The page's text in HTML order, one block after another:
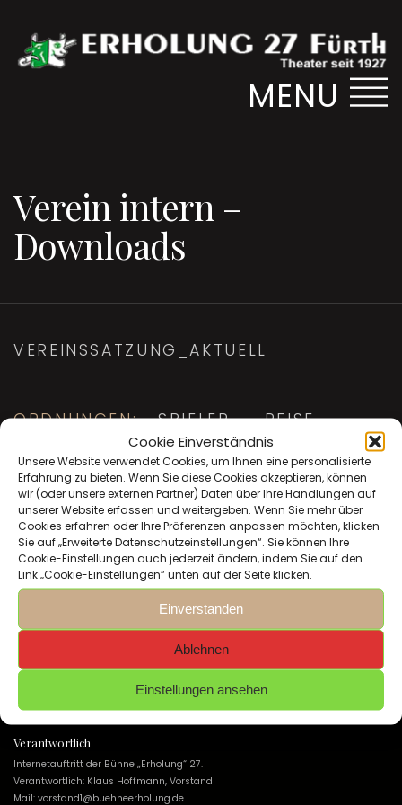
Cookie Einverständnis
Unsere Website verwendet Cookies, um Ihnen eine personalisierte
Erfahrung zu bieten. Wenn Sie diese Cookies akzeptieren, können
wir (oder unsere externen Partner) Daten über Ihre Handlungen auf
unserer Website erfassen und weitergeben. Wenn Sie mehr über
Cookies erfahren oder Ihre Präferenzen anpassen möchten, klicken
Sie auf „Erweiterte Datenschutzeinstellungen“. Sie können Ihre
Cookie-Einstellungen auch jederzeit ändern, indem Sie auf den
Link „Cookie-Einstellungen“ unten auf der Seite klicken.
Einverstanden
Ablehnen
Einstellungen ansehen
MENU
Verein intern –
Downloads
VEREINSSATZUNG_AKTUELL
ORDNUNGEN:SPIELER
REISE
EHRUNGEN
MITGLIEDSANTRAG:MITGLIEDSANTRAG
WILLKOMMEN
ZURÜCK ZUM ANFANG DER SEITE
Verantwortlich
Internetauftritt der Bühne „Erholung“ 27.
Verantwortlich: Klaus Hoffmann, Vorstand
Mail: vorstand1@buehneerholung.de